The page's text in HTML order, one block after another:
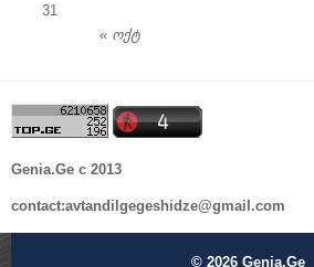
« ოქტ
31
Genia.Ge c 2013
contact:avtandilgegeshidze@gmail.com
© 2026 Genia.Ge